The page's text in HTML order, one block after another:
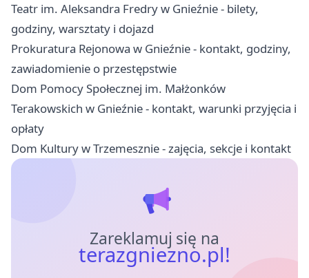
Teatr im. Aleksandra Fredry w Gnieźnie - bilety,
godziny, warsztaty i dojazd
Prokuratura Rejonowa w Gnieźnie - kontakt, godziny,
zawiadomienie o przestępstwie
Dom Pomocy Społecznej im. Małżonków
Terakowskich w Gnieźnie - kontakt, warunki przyjęcia i
opłaty
Dom Kultury w Trzemesznie - zajęcia, sekcje i kontakt
Zareklamuj się na
terazgniezno.pl!